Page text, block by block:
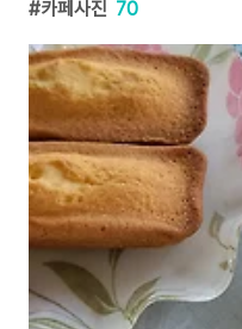
카페사진 70